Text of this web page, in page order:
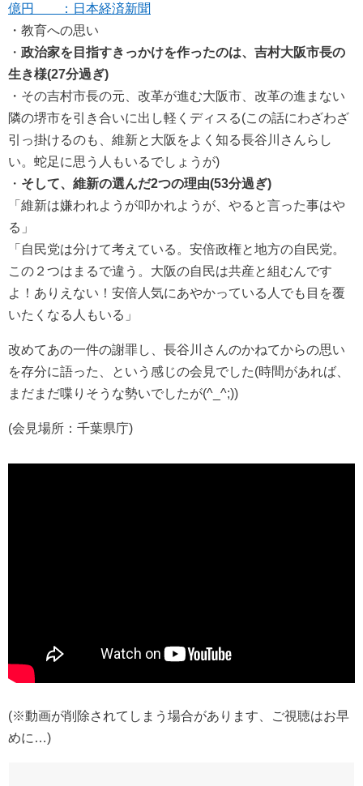
億円 ：日本経済新聞
・教育への思い
・ 政治家を目指すきっかけを作ったのは、吉村大阪市長の
生き様(27分過ぎ)
・その吉村市長の元、改革が進む大阪市、改革の進まない
隣の堺市を引き合いに出し軽くディスる(この話にわざわざ
引っ掛けるのも、維新と大阪をよく知る長谷川さんらし
い。蛇足に思う人もいるでしょうが)
・ そして、維新の選んだ2つの理由(53分過ぎ)
「維新は嫌われようが叩かれようが、やると言った事はや
る」
「自民党は分けて考えている。安倍政権と地方の自民党。
この２つはまるで違う。大阪の自民は共産と組むんです
よ！ありえない！安倍人気にあやかっている人でも目を覆
いたくなる人もいる」
改めてあの一件の謝罪し、長谷川さんのかねてからの思い
を存分に語った、という感じの会見でした(時間があれば、
まだまだ喋りそうな勢いでしたが(^_^;))
(会見場所：千葉県庁)
(※動画が削除されてしまう場合があります、ご視聴はお早
めに…)